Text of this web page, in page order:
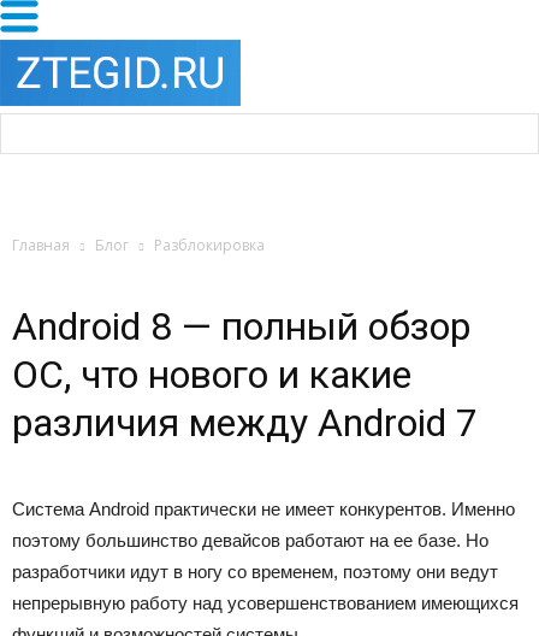
Главная Блог Разблокировка
Android 8 — полный обзор
ОС, что нового и какие
различия между Android 7
Система Android практически не имеет конкурентов. Именно
поэтому большинство девайсов работают на ее базе. Но
разработчики идут в ногу со временем, поэтому они ведут
непрерывную работу над усовершенствованием имеющихся